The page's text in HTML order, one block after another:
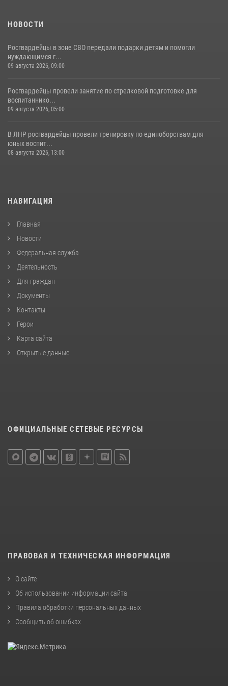
НОВОСТИ
Росгвардейцы в зоне СВО передали подарки детям и помогли
нуждающимся г...
09 августа 2026, 09:00
Росгвардейцы провели занятие по стрелковой подготовке для
воспитаннико...
09 августа 2026, 05:00
В ЛНР росгвардейцы провели тренировку по единоборствам для
юных воспит...
08 августа 2026, 13:00
НАВИГАЦИЯ
Главная
Новости
Федеральная служба
Деятельность
Для граждан
Документы
Контакты
Герои
Карта сайта
Открытые данные
ОФИЦИАЛЬНЫЕ СЕТЕВЫЕ РЕСУРСЫ
ПРАВОВАЯ И ТЕХНИЧЕСКАЯ ИНФОРМАЦИЯ
О сайте
Об использовании информации сайта
Правила обработки персональных данных
Сообщить об ошибках